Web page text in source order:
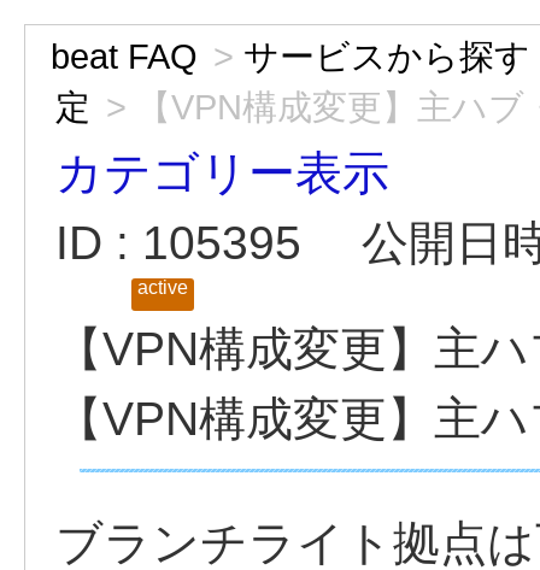
beat FAQ > サービスから探す
定 > 【VPN構成変更】主ハ
カテゴリー表示
ID : 105395
公開日
active
【VPN構成変更】主
【VPN構成変更】主
ブランチライト拠点